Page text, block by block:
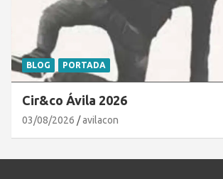
BLOG PORTADA
Cir&co Ávila 2026
03/08/2026 avilacon